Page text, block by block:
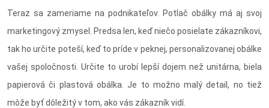
Teraz sa zameriame na podnikateľov. Potlač obálky má aj svoj
marketingový zmysel. Predsa len, keď niečo posielate zákazníkovi,
tak ho určite poteší, keď to príde v peknej, personalizovanej obálke
vašej spoločnosti. Určite to urobí lepší dojem než unitárna, biela
papierová či plastová obálka. Je to možno malý detail, no tiež
môže byť dôležitý v tom, ako vás zákazník vidí.